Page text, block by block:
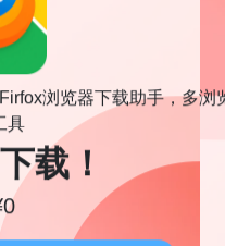
浏览器下载助手，多浏
具
载！